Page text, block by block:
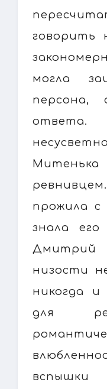
говорить
могла
персона,
ответа.
прожила
знала его
низости
никогда и
для